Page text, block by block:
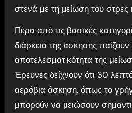
στενά με τη μείωση του στρες
Πέρα από τις βασικές
διάρκεια της άσκησης
αποτελεσματικότητα της
Έρευνες δείχνουν ότι 30
αερόβια άσκηση, όπως το
μπορούν να μειώσουν